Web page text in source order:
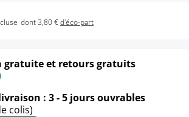
dont 3,80 €d'éco-part
gratuite et retours gratuits
: 3 - 5 jours ouvrables
colis)